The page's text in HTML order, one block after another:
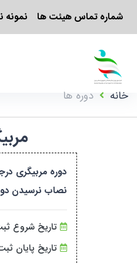
شماره تماس هیئت ها نمونه
خانه دوره ها
نصاب نرسیدن
تاریخ شروع
تاریخ پایان